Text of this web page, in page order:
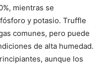
mientras se
y potasio. Truffle
comunes, pero puede
de alta humedad.
aunque los